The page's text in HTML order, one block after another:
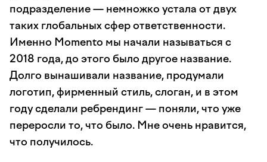
подразделение — немножко устала от двух
таких глобальных сфер ответственности.
Именно Momento мы начали называться с
2018 года, до этого было другое название.
Долго вынашивали название, продумали
логотип, фирменный стиль, слоган, и в этом
году сделали ребрендинг — поняли, что уже
переросли то, что было. Мне очень нравится,
что получилось.